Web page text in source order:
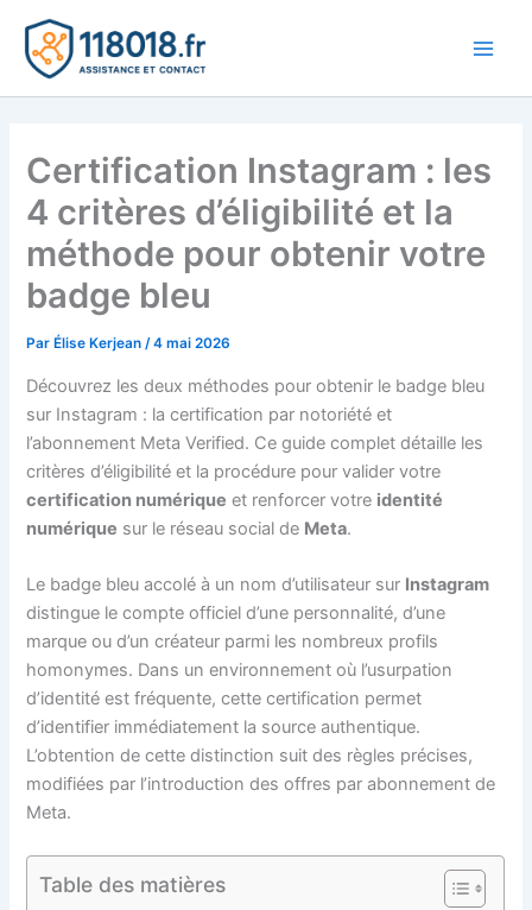
contenu
Certification Instagram : les
4 critères d’éligibilité et la
méthode pour obtenir votre
badge bleu
Par Élise Kerjean/4 mai 2026
Découvrez les deux méthodes pour obtenir le badge bleu
sur Instagram : la certification par notoriété et
l’abonnement Meta Verified. Ce guide complet détaille les
critères d’éligibilité et la procédure pour valider votre
certification numérique et renforcer votre identité
numérique sur le réseau social de Meta.
Le badge bleu accolé à un nom d’utilisateur sur Instagram
distingue le compte officiel d’une personnalité, d’une
marque ou d’un créateur parmi les nombreux profils
homonymes. Dans un environnement où l’usurpation
d’identité est fréquente, cette certification permet
d’identifier immédiatement la source authentique.
L’obtention de cette distinction suit des règles précises,
modifiées par l’introduction des offres par abonnement de
Meta.
Table des matières